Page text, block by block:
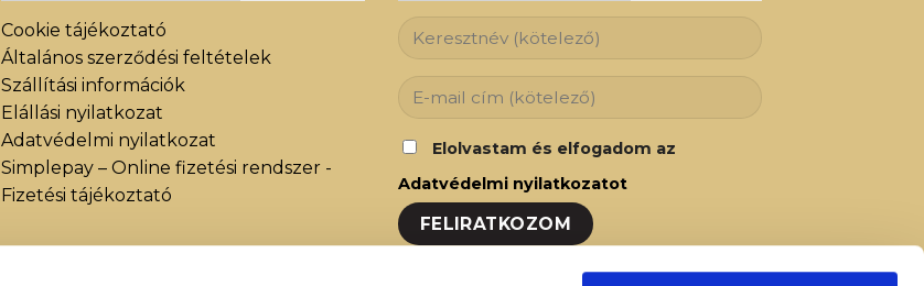
Cookie tájékoztató
Általános szerződési feltételek
Szállítási információk
Elállási nyilatkozat
Adatvédelmi nyilatkozat
Simplepay – Online fizetési rendszer -
Fizetési tájékoztató
Elolvastam és elfogadom az
Adatvédelmi nyilatkozatot